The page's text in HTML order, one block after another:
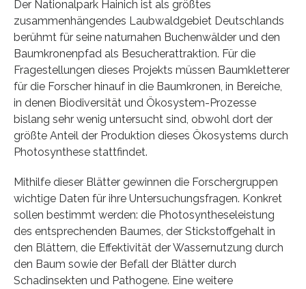
Der Nationalpark Hainich ist als größtes
zusammenhängendes Laubwaldgebiet Deutschlands
berühmt für seine naturnahen Buchenwälder und den
Baumkronenpfad als Besucherattraktion. Für die
Fragestellungen dieses Projekts müssen Baumkletterer
für die Forscher hinauf in die Baumkronen, in Bereiche,
in denen Biodiversität und Ökosystem-Prozesse
bislang sehr wenig untersucht sind, obwohl dort der
größte Anteil der Produktion dieses Ökosystems durch
Photosynthese stattfindet.
Mithilfe dieser Blätter gewinnen die Forschergruppen
wichtige Daten für ihre Untersuchungsfragen. Konkret
sollen bestimmt werden: die Photosyntheseleistung
des entsprechenden Baumes, der Stickstoffgehalt in
den Blättern, die Effektivität der Wassernutzung durch
den Baum sowie der Befall der Blätter durch
Schadinsekten und Pathogene. Eine weitere